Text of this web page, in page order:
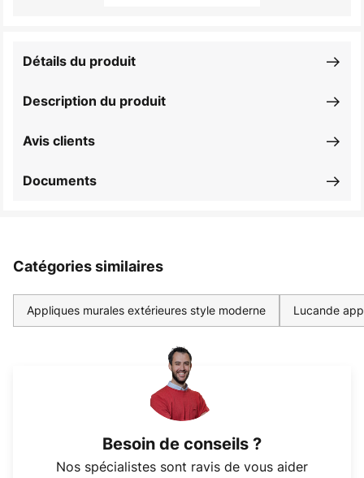
Description du produit
Détails du produit
Avis clients
Documents
Catégories similaires
Appliques murales extérieures style moderne Lucande
Besoin de conseils ?
Nos spécialistes sont ravis de vous aider